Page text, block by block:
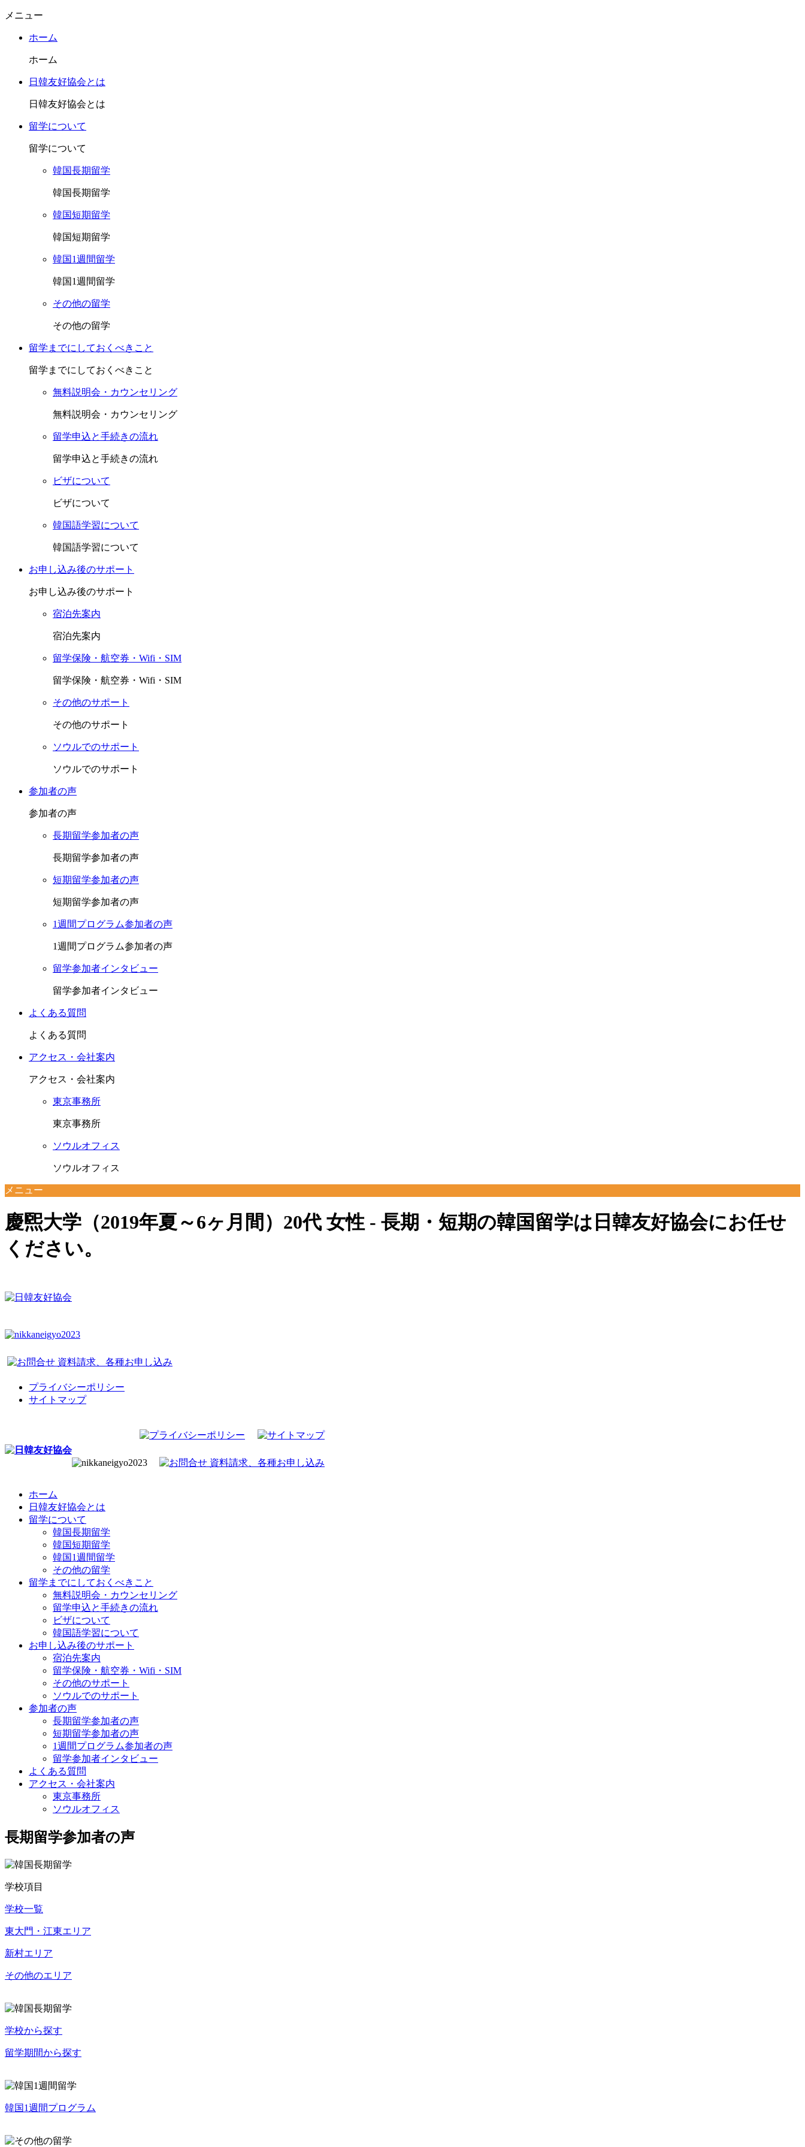
メニュー
ホーム
ホーム
日韓友好協会とは
日韓友好協会とは
留学について
留学について
韓国長期留学
韓国長期留学
韓国短期留学
韓国短期留学
韓国1週間留学
韓国1週間留学
その他の留学
その他の留学
留学までにしておくべきこと
留学までにしておくべきこと
無料説明会・カウンセリング
無料説明会・カウンセリング
留学申込と手続きの流れ
留学申込と手続きの流れ
ビザについて
ビザについて
韓国語学習について
韓国語学習について
お申し込み後のサポート
お申し込み後のサポート
宿泊先案内
宿泊先案内
留学保険・航空券・Wifi・SIM
留学保険・航空券・Wifi・SIM
その他のサポート
その他のサポート
ソウルでのサポート
ソウルでのサポート
参加者の声
参加者の声
長期留学参加者の声
長期留学参加者の声
短期留学参加者の声
短期留学参加者の声
1週間プログラム参加者の声
1週間プログラム参加者の声
留学参加者インタビュー
留学参加者インタビュー
よくある質問
よくある質問
アクセス・会社案内
アクセス・会社案内
東京事務所
東京事務所
ソウルオフィス
ソウルオフィス
メニュー
慶煕大学（2019年夏～6ヶ月間）20代 女性 - 長期・短期の韓国留学は日韓友好協会にお任せ
ください。
プライバシーポリシー
サイトマップ
ホーム
日韓友好協会とは
留学について
韓国長期留学
韓国短期留学
韓国1週間留学
その他の留学
留学までにしておくべきこと
無料説明会・カウンセリング
留学申込と手続きの流れ
ビザについて
韓国語学習について
お申し込み後のサポート
宿泊先案内
留学保険・航空券・Wifi・SIM
その他のサポート
ソウルでのサポート
参加者の声
長期留学参加者の声
短期留学参加者の声
1週間プログラム参加者の声
留学参加者インタビュー
よくある質問
アクセス・会社案内
東京事務所
ソウルオフィス
長期留学参加者の声
学校項目
学校一覧
東大門・江東エリア
新村エリア
その他のエリア
学校から探す
留学期間から探す
韓国1週間プログラム